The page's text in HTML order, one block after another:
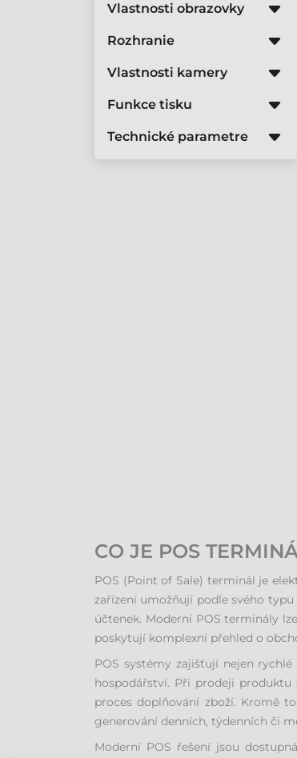
Vlastnosti obrazovky
Rozhranie
Vlastnosti kamery
Funkce tisku
Technické parametre
CO JE POS
POS (Point of Sale) terminál je
zařízení umožňují podle svého
účtenek. Moderní POS terminály
poskytují komplexní přehled o
POS systémy zajišťují nejen
hospodářství. Při prodeji
proces doplňování zboží. Kromě
generování denních, týdenních či
Moderní POS řešení jsou